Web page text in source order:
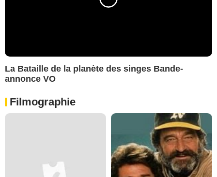
La Bataille de la planète des singes Bande-
annonce VO
Filmographie